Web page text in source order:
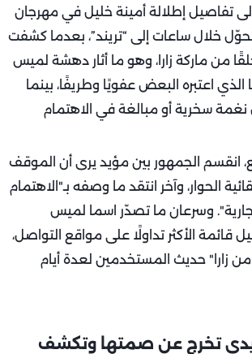
تفاصيل إطلالة أمينة خليل في مهرجان
تحوّل خلال ساعات إلى “تريند”، بعدما كشفت
حلقًا من ماركة زارا، وهو ما أثار دهشة لميس
الذي اعتبره البعض عفويًا وطريفًا، بينما
نغمة سخرية أو مبالغة في الاهتمام
انقسم الجمهور بين مؤيد يرى أن الموقف
الحوار، وآخر انتقد ما وصفه بـ"الاهتمام
وسرعان ما تصدّر اسما لميس
قائمة الأكثر تداولًا على مواقع التواصل،
زارا" حديث المستخدمين لعدة أيام
تخرج عن صمتها وتكشف